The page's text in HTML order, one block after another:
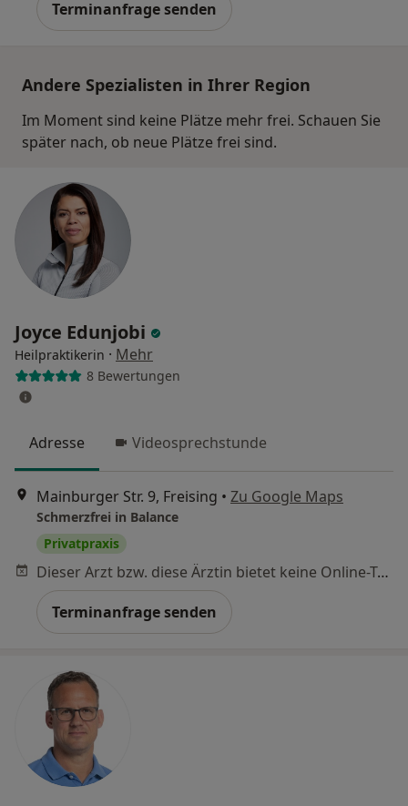
Terminanfrage senden
Andere Spezialisten in Ihrer Region
Im Moment sind keine Plätze mehr frei. Schauen Sie
später nach, ob neue Plätze frei sind.
Joyce Edunjobi
Heilpraktikerin · Mehr
8 Bewertungen
Adresse Videosprechstunde
Mainburger Str. 9, Freising • Zu Google Maps
Schmerzfrei in Balance
Privatpraxis
Dieser Arzt bzw. diese Ärztin bietet keine Online-Terminbuchung an diesem Standort an.
Terminanfrage senden